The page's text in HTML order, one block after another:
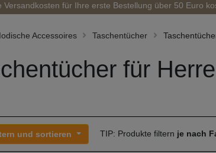
Versandkosten für Ihre erste Bestellung über 50 Euro
Accessoires Taschentücher
für
und sortieren TIP: Produkte filtern je nach